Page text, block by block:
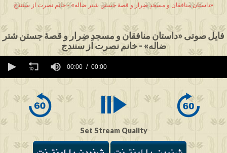
داستان منافقان و مسجدِ ضِرار و قصۀ جستن شتر ضاله» - خانم نصرت از سنندج»
فایل صوتی «داستان منافقان و مسجدِ ضِرار و قصۀ جستن شتر
ضاله» - خانم نصرت از سنندج
seconds
00:00 00:00
Set Stream Quality